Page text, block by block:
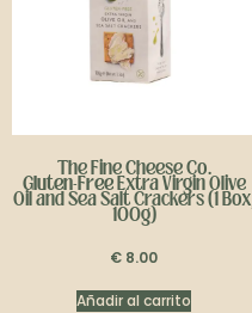
The Fine Cheese Co.
Gluten-FreeExtra Virgin Olive
Oil and Sea Salt Crackers (1 Box,
100g)
€ 8.00
Añadir al carrito